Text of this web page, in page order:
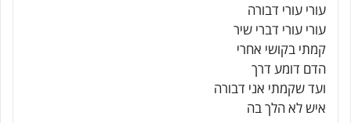
עורי עורי דבורה
עורי עורי דברי שיר
קמתי בקושי אחרי
הדם דומע דרך
ועד שקמתי אני דבורה
איש לא הלך בה